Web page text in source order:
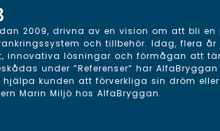
2009, drivna av en vision om att bli
och tillbehör. Idag, flera
innovativa lösningar och förmågan att
under ”Referenser” har
kunden att förverkliga sin dröm
Marin Miljö hos AlfaBryggan.